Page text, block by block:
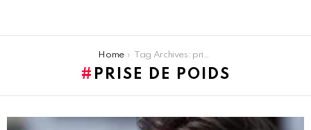
Home Tag Archives: prise de poids
PRISE DE POIDS
LATEST